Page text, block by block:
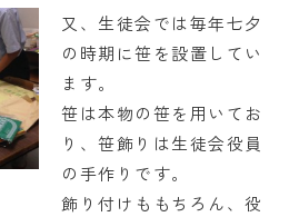
学園幼稚園
学園小学校
中学校・高等学校
ひので会 瑞穂会
又、生徒会では毎年七夕
の時期に笹を設置してい
ます。
笹は本物の笹を用いてお
り、笹飾りは生徒会役員
の手作りです。
飾り付けももちろん、役